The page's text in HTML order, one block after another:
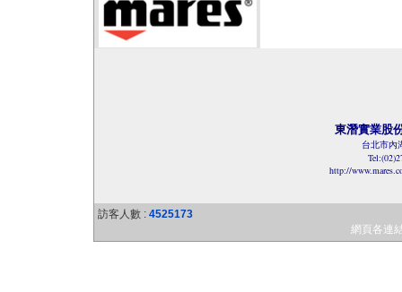
東潛實業股
台北市內
http://
訪客人數 : 4525173
網頁各連